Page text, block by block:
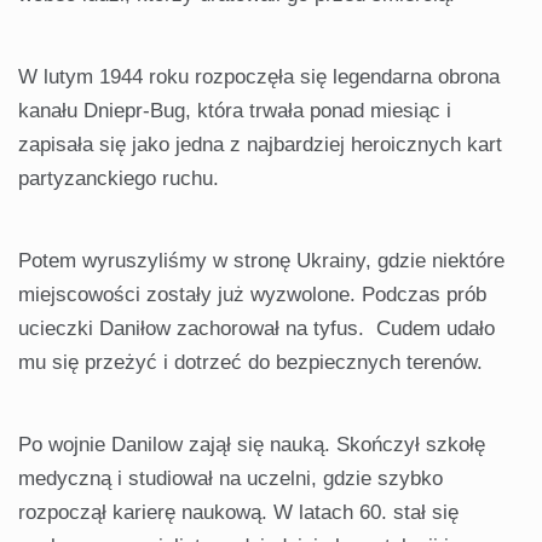
W lutym 1944 roku rozpoczęła się legendarna obrona
kanału Dniepr-Bug, która trwała ponad miesiąc i
zapisała się jako jedna z najbardziej heroicznych kart
partyzanckiego ruchu.
Potem wyruszyliśmy w stronę Ukrainy, gdzie niektóre
miejscowości zostały już wyzwolone. Podczas prób
ucieczki Daniłow zachorował na tyfus. Cudem udało
mu się przeżyć i dotrzeć do bezpiecznych terenów.
Po wojnie Danilow zajął się nauką. Skończył szkołę
medyczną i studiował na uczelni, gdzie szybko
rozpoczął karierę naukową. W latach 60. stał się